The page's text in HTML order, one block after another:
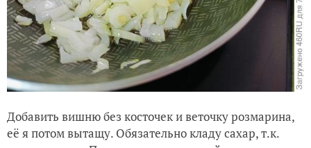
Добавить вишню без косточек и веточку розмарина,
её я потом вытащу. Обязательно кладу сахар, т.к.